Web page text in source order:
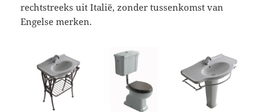
rechtstreeks uit Italië, zonder tussenkomst van
Engelse merken.